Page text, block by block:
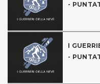
-
I
-